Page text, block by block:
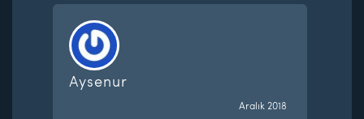
Aysenur
Aralık 2018